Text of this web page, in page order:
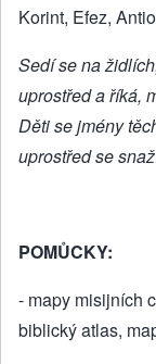
Korint, Efez,
Sedí se na
uprostřed a říká,
Děti se jmény
uprostřed se
POMŮCKY:
- mapy misijních
biblický atlas,